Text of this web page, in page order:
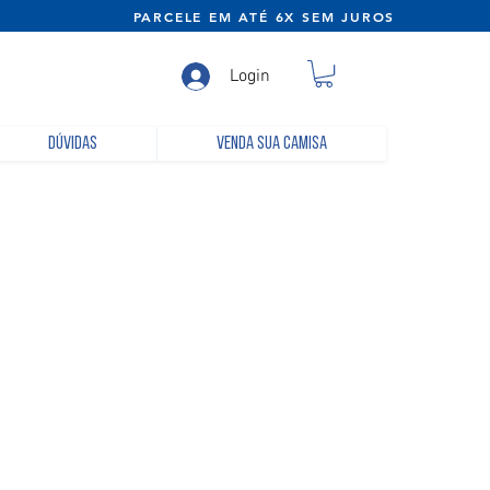
EM ATÉ 6X SEM JUROS
Login
Dúvidas Venda sua camisa